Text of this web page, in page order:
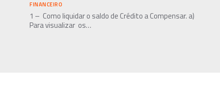
FINANCEIRO
1 – Como liquidar o saldo de Crédito a Compensar. a)
Para visualizar os…